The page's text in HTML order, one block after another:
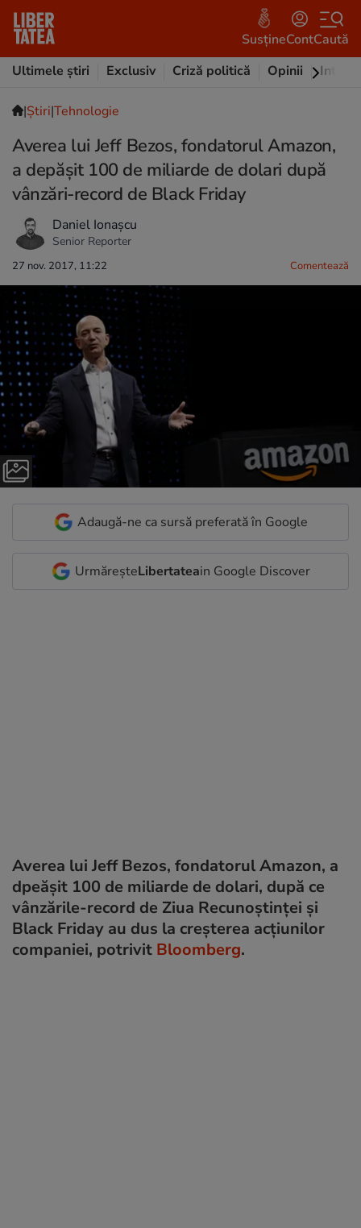
SusțineContCaută
Ultimele știri
Exclusiv Criză politică Opinii
|Ştiri|Tehnologie
Averea lui Jeff Bezos, fondatorul Amazon,
a depășit 100 de miliarde de dolari după
vânzări-record de Black Friday
Daniel Ionașcu
Senior Reporter
27 nov. 2017, 11:22 Comentează
Adaugă-ne ca sursă preferată în Google
UrmăreșteLibertateain Google Discover
Averea lui Jeff Bezos, fondatorul Amazon, a
dpeășit 100 de miliarde de dolari, după ce
vânzările-record de Ziua Recunoștinței și
Black Friday au dus la creșterea acțiunilor
companiei, potrivit Bloomberg.